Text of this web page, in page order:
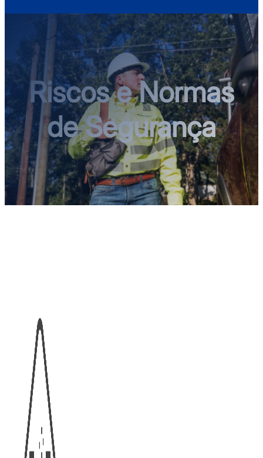
Riscos e Normas
de Segurança